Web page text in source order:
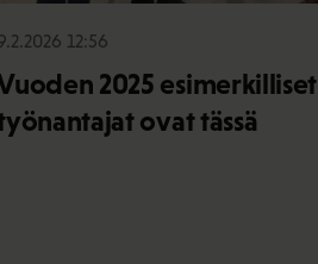
12:56
2025 esimerkilliset
ovat tässä